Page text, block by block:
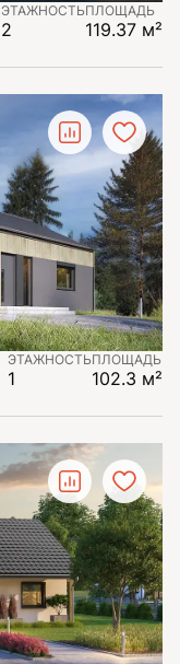
ЭТАЖНОСТЬ
2
ПЛОЩАДЬ
119.37 м²
ЭТАЖНОСТЬ
1
ПЛОЩАДЬ
102.3 м²